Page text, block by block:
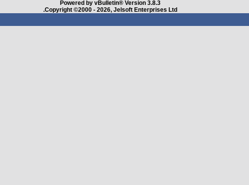
Powered by vBulletin® Version 3.8.3
Copyright ©2000 - 2026, Jelsoft Enterprises Ltd.